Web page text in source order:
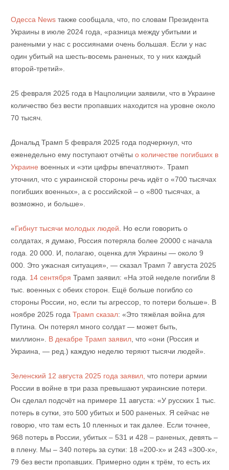
Одесса Newsтакже сообщала, что, по словам Президента
Украины в июле 2024 года, «разница между убитыми и
ранеными у нас с россиянами очень большая. Если у нас
один убитый на шесть-восемь раненых, то у них каждый
второй-третий».
25 февраля 2025 года в Нацполиции заявили, что в Украине
количество без вести пропавших находится на уровне около
70 тысяч.
Дональд Трамп 5 февраля 2025 года подчеркнул, что
еженедельно ему поступают отчёты о количестве погибших в
Украине военных и «эти цифры впечатляют». Трамп
уточнил, что с украинской стороны речь идёт о «700 тысячах
погибших военных», а с российской – о «800 тысячах, а
возможно, и больше».
«Гибнут тысячи молодых людей. Но если говорить о
солдатах, я думаю, Россия потеряла более 20000 с начала
года. 20 000. И, полагаю, оценка для Украины — около 9
000. Это ужасная ситуация», — сказал Трамп 7 августа 2025
года. 14 сентября Трамп заявил: «На этой неделе погибли 8
тыс. военных с обеих сторон. Ещё больше погибло со
стороны России, но, если ты агрессор, то потери больше». В
ноябре 2025 года Трамп сказал: «Это тяжёлая война для
Путина. Он потерял много солдат — может быть,
миллион». В декабре Трамп заявил, что «они (Россия и
Украина, — ред.) каждую неделю теряют тысячи людей».
Зеленский 12 августа 2025 года заявил, что потери армии
России в войне в три раза превышают украинские потери.
Он сделал подсчёт на примере 11 августа: «У русских 1 тыс.
потерь в сутки, это 500 убитых и 500 раненых. Я сейчас не
говорю, что там есть 10 пленных и так далее. Если точнее,
968 потерь в России, убитых – 531 и 428 – раненых, девять –
в плену. Мы – 340 потерь за сутки: 18 «200-х» и 243 «300-х»,
79 без вести пропавших. Примерно один к трём, то есть их